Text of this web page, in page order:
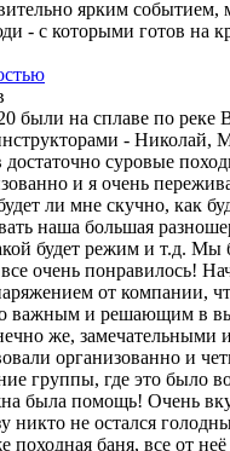
ярким событием,
- с которыми готов на
были на сплаве по реке
- Николай,
достаточно суровые
и я очень
ли мне скучно, как
наша большая
будет режим и т.д. Мы
очень понравилось!
от компании,
важным и решающим в
же, замечательными
организованно и
группы, где это было
была помощь! Очень
никто не остался
походная баня, все от неё